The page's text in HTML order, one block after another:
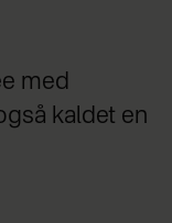
med
kaldet en